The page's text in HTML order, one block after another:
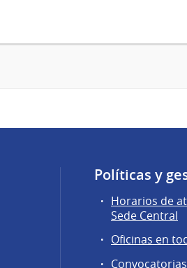
Políticas y
Horarios de
Sede Central
Oficinas en
Convocatorias